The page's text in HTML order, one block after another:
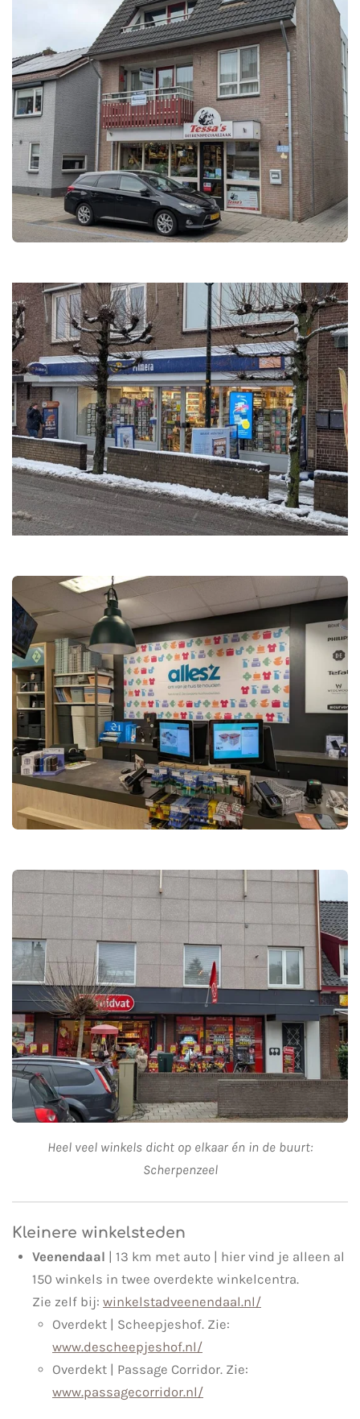
Heel veel winkels dicht op elkaar én in de buurt:
Scherpenzeel
Kleinere winkelsteden
Veenendaal | 13 km met auto | hier vind je alleen al
150 winkels in twee overdekte winkelcentra.
Zie zelf bij: winkelstadveenendaal.nl/
Overdekt | Scheepjeshof. Zie:
www.descheepjeshof.nl/
Overdekt | Passage Corridor. Zie:
www.passagecorridor.nl/